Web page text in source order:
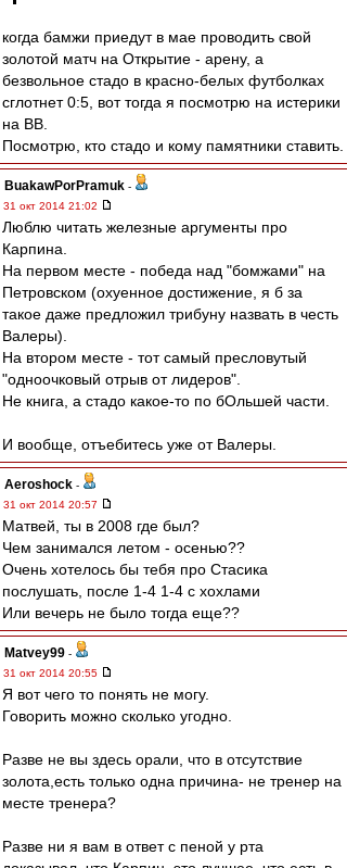
когда бамжи приедут в мае проводить свой
золотой матч на Открытие - арену, а
безвольное стадо в красно-белых футболках
сглотнет 0:5, вот тогда я посмотрю на истерики
на ВВ.
Посмотрю, кто стадо и кому памятники ставить.
BuakawPorPramuk -
31 окт 2014 21:02
Люблю читать железные аргументы про
Карпина.
На первом месте - победа над "бомжами" на
Петровском (охуенное достижение, я б за
такое даже предложил трибуну назвать в честь
Валеры).
На втором месте - тот самый пресловутый
"одноочковый отрыв от лидеров".
Не книга, а стадо какое-то по бОльшей части.
И вообще, отъебитесь уже от Валеры.
Aeroshock -
31 окт 2014 20:57
Матвей, ты в 2008 где был?
Чем занимался летом - осенью??
Очень хотелось бы тебя про Стасика
послушать, после 1-4 1-4 с хохлами
Или вечерь не было тогда еще??
Matvey99 -
31 окт 2014 20:55
Я вот чего то понять не могу.
Говорить можно сколько угодно.
Разве не вы здесь орали, что в отсутствие
золота,есть только одна причина- не тренер на
месте тренера?
Разве ни я вам в ответ с пеной у рта